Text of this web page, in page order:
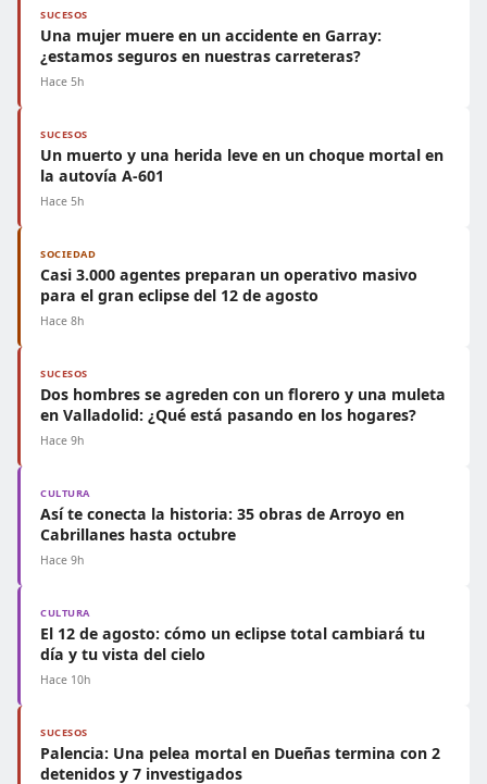
SUCESOS
Una mujer muere en un accidente en Garray:
¿estamos seguros en nuestras carreteras?
Hace 5h
SUCESOS
Un muerto y una herida leve en un choque mortal en
la autovía A-601
Hace 5h
SOCIEDAD
Casi 3.000 agentes preparan un operativo masivo
para el gran eclipse del 12 de agosto
Hace 8h
SUCESOS
Dos hombres se agreden con un florero y una muleta
en Valladolid: ¿Qué está pasando en los hogares?
Hace 9h
CULTURA
Así te conecta la historia: 35 obras de Arroyo en
Cabrillanes hasta octubre
Hace 9h
CULTURA
El 12 de agosto: cómo un eclipse total cambiará tu
día y tu vista del cielo
Hace 10h
SUCESOS
Palencia: Una pelea mortal en Dueñas termina con 2
detenidos y 7 investigados